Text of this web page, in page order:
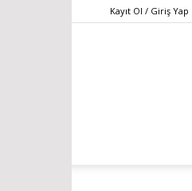
Kayıt Ol / Giriş Yap